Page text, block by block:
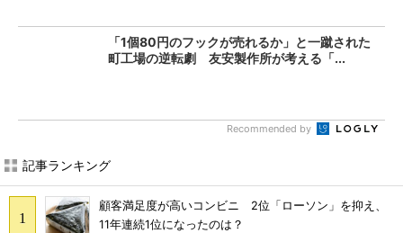
「1個80円のフックが売れるか」と一蹴された
町工場の逆転劇 友安製作所が考える「...
Recommended by
記事ランキング
顧客満足度が高いコンビニ 2位「ローソン」を抑え、
11年連続1位になったのは？